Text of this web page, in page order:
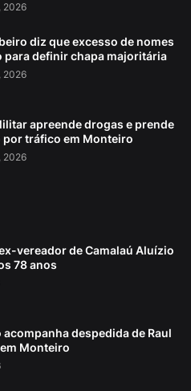
2026
diz que excesso de nomes
para definir chapa majoritária
2026
apreende drogas e prende
tráfico em Monteiro
2026
vereador de Camalaú Aluízio
78 anos
despedida de Raul
Monteiro